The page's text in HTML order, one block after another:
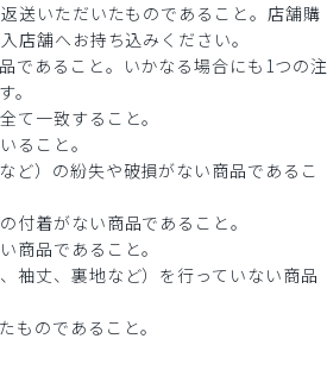
送いただいたものであること。店舗購
店舗へお持ち込みください。
であること。いかなる場合にも1つの注
。
て一致すること。
ること。
ど）の紛失や破損がない商品であるこ
付着がない商品であること。
商品であること。
袖丈、裏地など）を行っていない商品
ものであること。